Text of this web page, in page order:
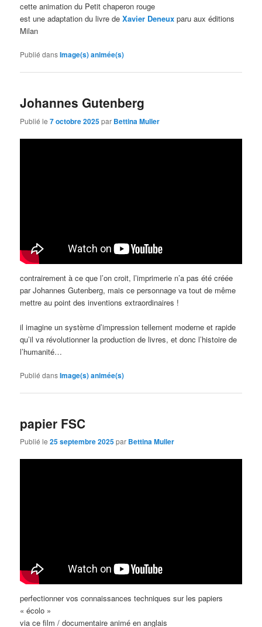
cette animation du Petit chaperon rouge
est une adaptation du livre deXavier Deneux paru aux éditions
Milan
Publié dansImage(s) animée(s)
Johannes Gutenberg
Publié le7 octobre 2025par Bettina Muller
contrairement à ce que l’on croit, l’imprimerie n’a pas été créée
par Johannes Gutenberg, mais ce personnage va tout de même
mettre au point des inventions extraordinaires !
il imagine un système d’impression tellement moderne et rapide
qu’il va révolutionner la production de livres, et donc l’histoire de
l’humanité…
Publié dansImage(s) animée(s)
papier FSC
Publié le25 septembre 2025par Bettina Muller
perfectionner vos connaissances techniques sur les papiers
« écolo »
via ce film / documentaire animé en anglais